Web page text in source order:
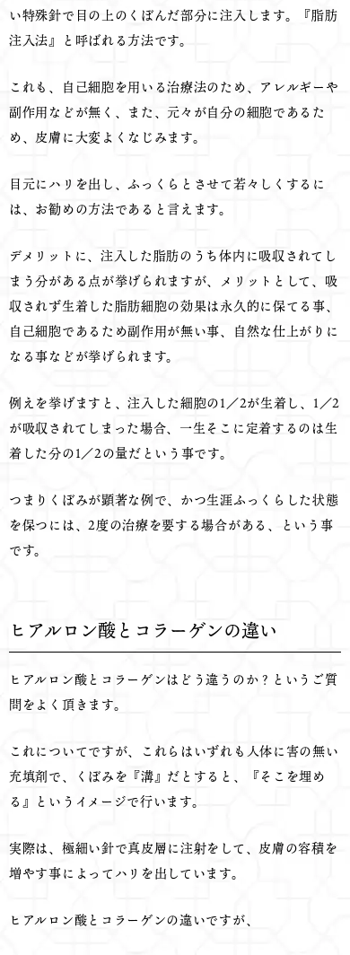
い特殊針で目の上のくぼんだ部分に注入します。『脂肪
注入法』と呼ばれる方法です。
これも、自己細胞を用いる治療法のため、アレルギーや
副作用などが無く、また、元々が自分の細胞であるた
め、皮膚に大変よくなじみます。
目元にハリを出し、ふっくらとさせて若々しくするに
は、お勧めの方法であると言えます。
デメリットに、注入した脂肪のうち体内に吸収されてし
まう分がある点が挙げられますが、メリットとして、吸
収されず生着した脂肪細胞の効果は永久的に保てる事、
自己細胞であるため副作用が無い事、自然な仕上がりに
なる事などが挙げられます。
例えを挙げますと、注入した細胞の1／2が生着し、1／2
が吸収されてしまった場合、一生そこに定着するのは生
着した分の1／2の量だという事です。
つまりくぼみが顕著な例で、かつ生涯ふっくらした状態
を保つには、2度の治療を要する場合がある、という事
です。
ヒアルロン酸とコラーゲンの違い
ヒアルロン酸とコラーゲンはどう違うのか？というご質
問をよく頂きます。
これについてですが、これらはいずれも人体に害の無い
充填剤で、くぼみを『溝』だとすると、『そこを埋め
る』というイメージで行います。
実際は、極細い針で真皮層に注射をして、皮膚の容積を
増やす事によってハリを出しています。
ヒアルロン酸とコラーゲンの違いですが、